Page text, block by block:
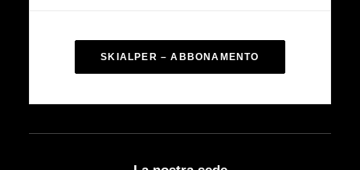
SKIALPER – ABBONAMENTO